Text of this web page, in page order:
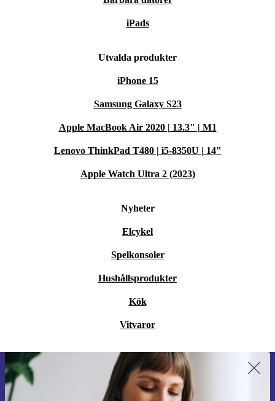
iPads
Utvalda produkter
iPhone 15
Samsung Galaxy S23
Apple MacBook Air 2020 | 13.3" | M1
Lenovo ThinkPad T480 | i5-8350U | 14"
Apple Watch Ultra 2 (2023)
Nyheter
Elcykel
Spelkonsoler
Hushållsprodukter
Kök
Vitvaror
Anmäl dig till vårt nyhetsbrev för
första gången och spara 200 kr!